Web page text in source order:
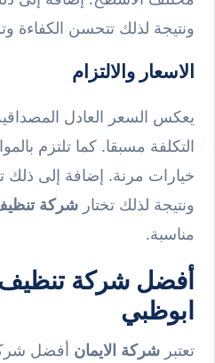
ونتيجة لذلك تتحسن الكفاءة
الاسعار والالتزام
يعكس السعر العادل
التكلفة مسبقا. كما تلتزم
خيارات مرنة. إضافة إلى ذلك
ونتيجة لذلك تختار شركة
مناسبة.
أفضل شركة
ابوظبي
تعتبر شركة الايمان أفضل